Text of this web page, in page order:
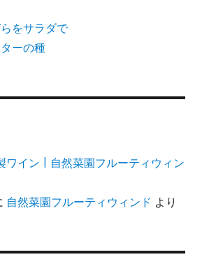
をサラダで
ーの種
ワイン | 自然菜園フルーティウィン
自然菜園フルーティウィンド より